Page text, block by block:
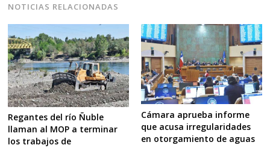
NOTICIAS RELACIONADAS
Regantes del río Ñuble
llaman al MOP a terminar
los trabajos de
Cámara aprueba informe
que acusa irregularidades
en otorgamiento de aguas